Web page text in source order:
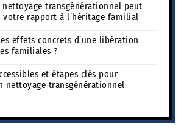
transgénérationnel peut
rapport à l’héritage familial
effets concrets d’une libération
familiales ?
et étapes clés pour
nettoyage transgénérationnel